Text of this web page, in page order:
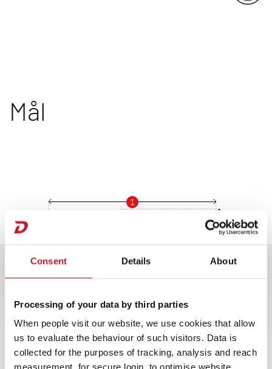
Consent Details About
Processing of your data by third parties
When people visit our website, we use cookies that allow
us to evaluate the behaviour of such visitors. Data is
collected for the purposes of tracking, analysis and reach
measurement, for secure login, to optimise website
Mål
1
530 FSK